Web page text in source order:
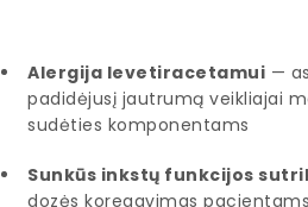
Alergija levetiracetamui —
padidėjusį jautrumą veikliajai
sudėties komponentams
Sunkūs inkstų funkcijos
dozės koregavimas